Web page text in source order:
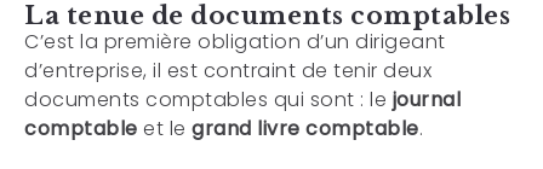
La tenue de documents comptables
C’est la première obligation d’un dirigeant
d’entreprise, il est contraint de tenir deux
documents comptables qui sont : le journal
comptable et le grand livre comptable.